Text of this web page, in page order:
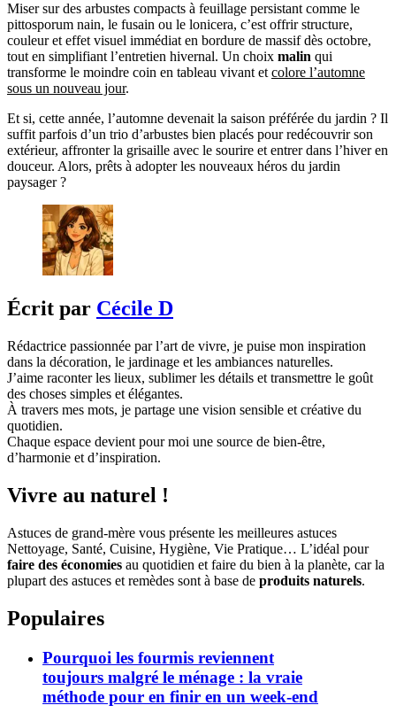
Miser sur des arbustes compacts à feuillage persistant comme le
pittosporum nain, le fusain ou le lonicera, c’est offrir structure,
couleur et effet visuel immédiat en bordure de massif dès octobre,
tout en simplifiant l’entretien hivernal. Un choix malin qui
transforme le moindre coin en tableau vivant et colore l’automne
sous un nouveau jour.
Et si, cette année, l’automne devenait la saison préférée du jardin ? Il
suffit parfois d’un trio d’arbustes bien placés pour redécouvrir son
extérieur, affronter la grisaille avec le sourire et entrer dans l’hiver en
douceur. Alors, prêts à adopter les nouveaux héros du jardin
paysager ?
Écrit par Cécile D
Rédactrice passionnée par l’art de vivre, je puise mon inspiration
dans la décoration, le jardinage et les ambiances naturelles.
J’aime raconter les lieux, sublimer les détails et transmettre le goût
des choses simples et élégantes.
À travers mes mots, je partage une vision sensible et créative du
quotidien.
Chaque espace devient pour moi une source de bien-être,
d’harmonie et d’inspiration.
Vivre au naturel !
Astuces de grand-mère vous présente les meilleures astuces
Nettoyage, Santé, Cuisine, Hygiène, Vie Pratique… L’idéal pour
faire des économies au quotidien et faire du bien à la planète, car la
plupart des astuces et remèdes sont à base de produits naturels.
Populaires
Pourquoi les fourmis reviennent
toujours malgré le ménage : la vraie
méthode pour en finir en un week-end